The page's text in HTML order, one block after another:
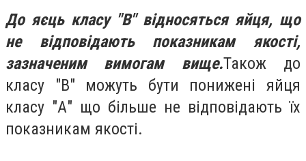
До яєць класу "В" відносяться яйця, що
не відповідають показникам якості,
зазначеним вимогам вище.Також до
класу "В" можуть бути понижені яйця
класу "А" що більше не відповідають їх
показникам якості.